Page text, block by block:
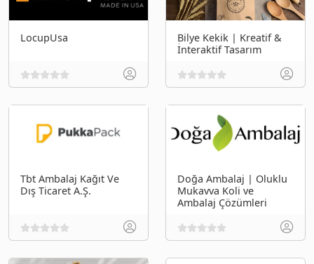
LocupUsa
Bilye Kekik | Kreatif &
İnteraktif Tasarım
Tbt Ambalaj Kağıt Ve
Dış Ticaret A.Ş.
Doğa Ambalaj | Oluklu
Mukavva Koli ve
Ambalaj Çözümleri